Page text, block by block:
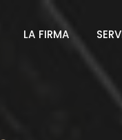
LA FIRMA